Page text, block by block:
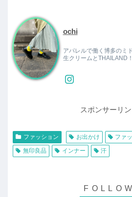
ochi
アパレルで働く博多のミ
生クリームとTHAILAND！
スポンサーリ
ファッション お出かけ ファ
無印良品
インナー 汗